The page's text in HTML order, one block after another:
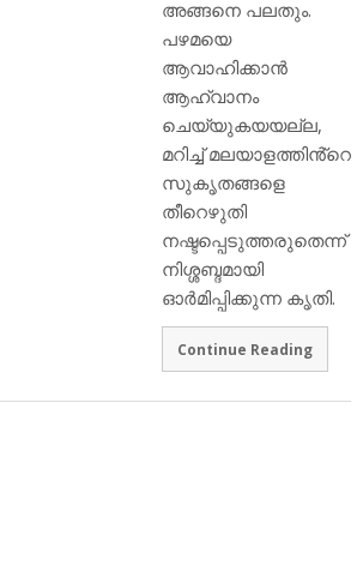
അങ്ങനെ പലതും.
പഴമയെ
ആവാഹിക്കാൻ
ആഹ്വാനം
ചെയ്യുകയയല്ല,
മറിച്ച് മലയാളത്തിൻ്റെ
സുകൃതങ്ങളെ
തീറെഴുതി
നഷ്ടപ്പെടുത്തരുതെന്ന്
നിശ്ശബ്ദമായി
ഓർമിപ്പിക്കുന്ന കൃതി.
Continue Reading